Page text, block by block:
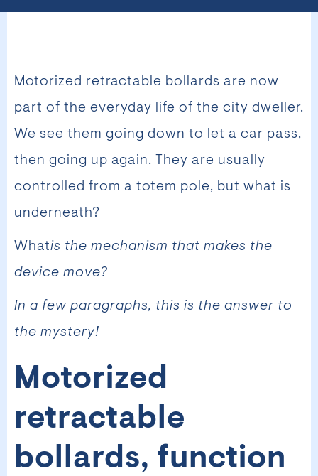
Motorized retractable bollards are now
part of the everyday life of the city dweller.
We see them going down to let a car pass,
then going up again. They are usually
controlled from a totem pole, but what is
underneath?
Whatis the mechanism that makes the
device move?
In a few paragraphs, this is the answer to
the mystery!
Motorized
retractable
bollards, function